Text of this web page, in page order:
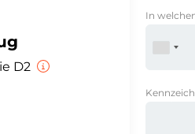
D2
In